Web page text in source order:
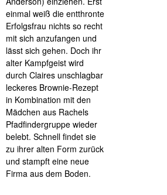
einmal weiß die entthronte
Erfolgsfrau nichts so recht
mit sich anzufangen und
lässt sich gehen. Doch ihr
alter Kampfgeist wird
durch Claires unschlagbar
leckeres Brownie-Rezept
in Kombination mit den
Mädchen aus Rachels
Pfadfindergruppe wieder
belebt. Schnell findet sie
zu ihrer alten Form zurück
und stampft eine neue
Firma aus dem Boden.